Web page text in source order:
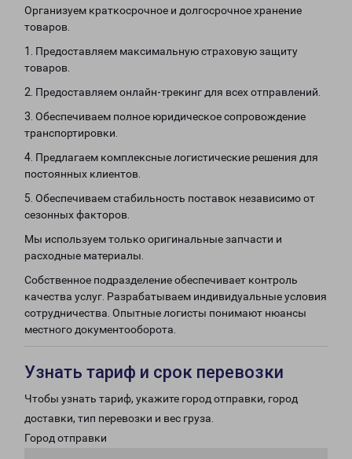
Организуем краткосрочное и долгосрочное хранение
товаров.
1. Предоставляем максимальную страховую защиту
товаров.
2. Предоставляем онлайн-трекинг для всех отправлений.
3. Обеспечиваем полное юридическое сопровождение
транспортировки.
4. Предлагаем комплексные логистические решения для
постоянных клиентов.
5. Обеспечиваем стабильность поставок независимо от
сезонных факторов.
Мы используем только оригинальные запчасти и
расходные материалы.
Собственное подразделение обеспечивает контроль
качества услуг. Разрабатываем индивидуальные условия
сотрудничества. Опытные логисты понимают нюансы
местного документооборота.
Узнать тариф и срок перевозки
Чтобы узнать тариф, укажите город отправки, город
доставки, тип перевозки и вес груза.
Город отправки